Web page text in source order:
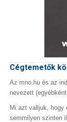
Cégtemetők
Az mno.hu és az
nevezett
Mi azt valljuk, hogy
semmilyen szinten